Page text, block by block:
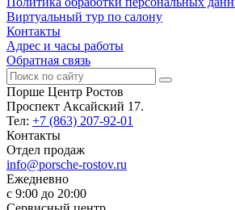
Виртуальный тур по салону
Контакты
Адрес и часы работы
Обратная связь
Порше Центр Ростов
Проспект Аксайский 17.
Тел: +7 (863) 207-92-01
Контакты
Отдел продаж
info@porsche-rostov.ru
Ежедневно
с 9:00 до 20:00